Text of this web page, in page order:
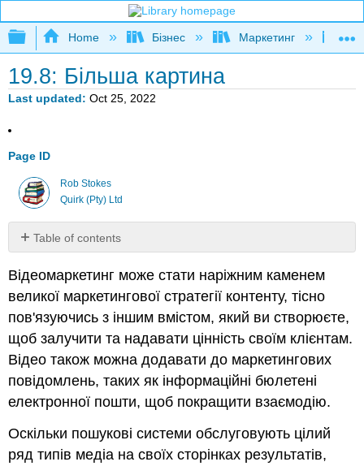
Expand/collapse global hierarchy
Home Бізнес Маркетинг
19.8: Більша картина
Last updated Oct 25, 2022
Page ID
Rob Stokes
Quirk (Pty) Ltd
Table of contents
No
Відеомаркетинг може стати наріжним каменем
великої маркетингової стратегії контенту, тісно
пов'язуючись з іншим вмістом, який ви створюєте,
щоб залучити та надавати цінність своїм клієнтам.
Відео також можна додавати до маркетингових
повідомлень, таких як інформаційні бюлетені
електронної пошти, щоб покращити взаємодію.
Оскільки пошукові системи обслуговують цілий
ряд типів медіа на своїх сторінках результатів,